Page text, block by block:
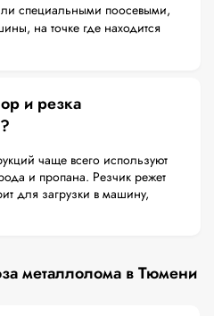
специальными поосевыми,
на точке где находится
и резка
чаще всего используют
и пропана. Резчик режет
для загрузки в машину,
металлолома в Тюмени